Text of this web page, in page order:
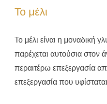
Το μέλι
Το μέλι είναι η μοναδική
παρέχεται αυτούσια
περαιτέρω επεξεργασία
επεξεργασία που